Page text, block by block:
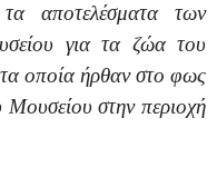
τα αποτελέσματα των
για τα ζώα του
οποία ήρθαν στο φως
Μουσείου στην περιοχή